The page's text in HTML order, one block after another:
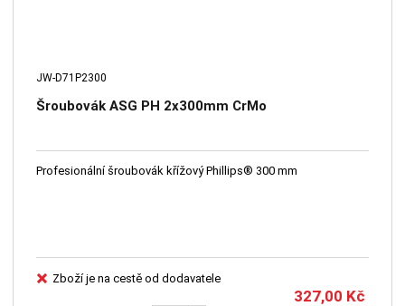
JW-D71P2300
Šroubovák ASG PH 2x300mm CrMo
Profesionální šroubovák křížový Phillips® 300 mm
Zboží je na cestě od dodavatele
327,00 Kč